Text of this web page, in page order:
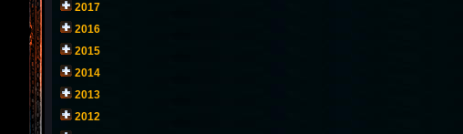
2017
2016
2015
2014
2013
2012